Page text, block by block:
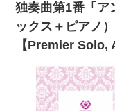
独奏曲第1番「ア
ックス＋ピアノ
【Premier Solo,